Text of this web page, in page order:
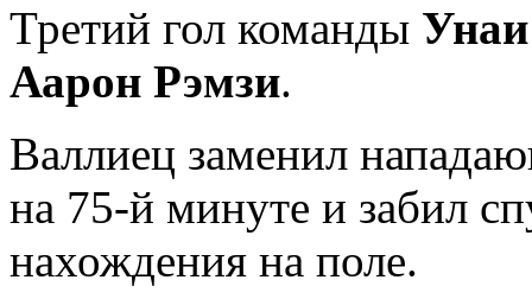
Третий гол команды
Аарон Рэмзи.
Валлиец заменил
на 75-й минуте и забил
нахождения на поле.